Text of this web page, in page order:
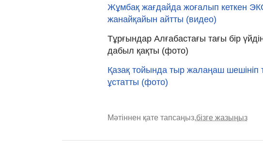
Жұмбақ жағдайда жоғалып кеткен
жанайқайын айтты (видео)
Тұрғындар Алғабастағы тағы бір
дабыл қақты (фото)
Қазақ тойында тыр жалаңаш шешініп
ұстатты (фото)
Мәтіннен қате тапсаңыз,бізге жазыңыз